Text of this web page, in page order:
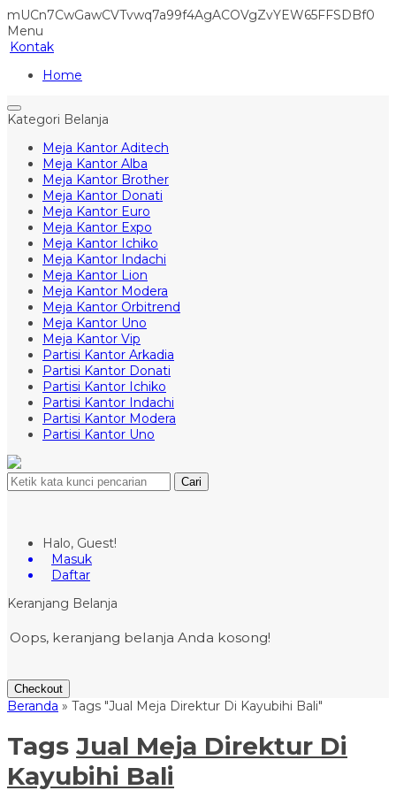
mUCn7CwGawCVTvwq7a99f4AgACOVgZvYEW65FFSDBf0
Menu
Kontak
Home
Kategori Belanja
Meja Kantor Aditech
Meja Kantor Alba
Meja Kantor Brother
Meja Kantor Donati
Meja Kantor Euro
Meja Kantor Expo
Meja Kantor Ichiko
Meja Kantor Indachi
Meja Kantor Lion
Meja Kantor Modera
Meja Kantor Orbitrend
Meja Kantor Uno
Meja Kantor Vip
Partisi Kantor Arkadia
Partisi Kantor Donati
Partisi Kantor Ichiko
Partisi Kantor Indachi
Partisi Kantor Modera
Partisi Kantor Uno
Cari
Halo, Guest!
Masuk
Daftar
Keranjang Belanja
Oops, keranjang belanja Anda kosong!
Checkout
Beranda » Tags "Jual Meja Direktur Di Kayubihi Bali"
Tags Jual Meja Direktur Di
Kayubihi Bali